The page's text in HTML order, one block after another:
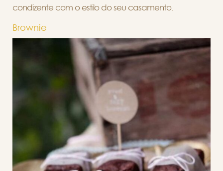
condizente com o estilo do seu casamento.
Brownie